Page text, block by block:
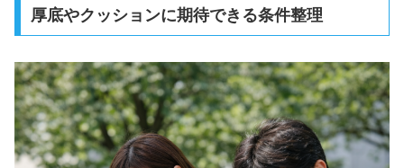
厚底やクッションに期待できる条件整理